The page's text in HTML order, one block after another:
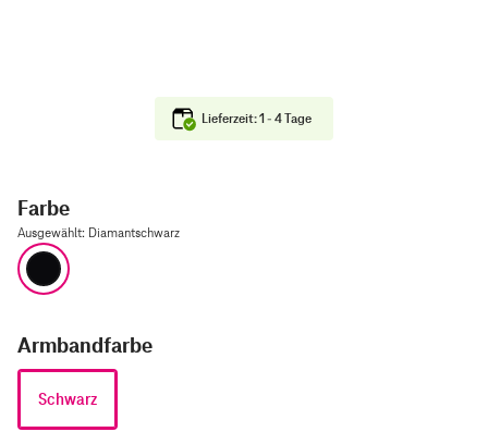
Lieferzeit: 1 - 4 Tage
Farbe
Ausgewählt: Diamantschwarz
Armbandfarbe
Schwarz